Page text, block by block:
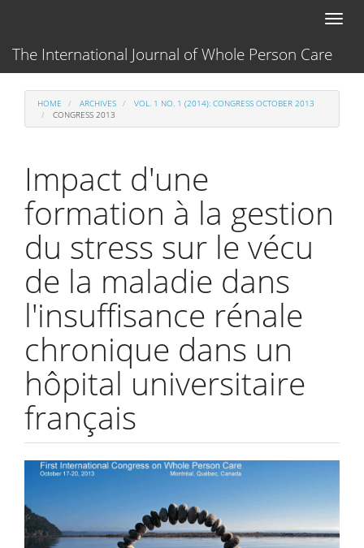
Content
Sidebar
Toggle
The International Journal of Whole Person Care
HOME ARCHIVES
VOL. 1 NO. 1 (2014): CONGRESS OCTOBER 2013
CONGRESS 2013
Impact d'une
formation à la gestion
du stress sur le vécu
de la maladie dans
l'insuffisance rénale
chronique dans un
hôpital universitaire
français
Article
Sidebar